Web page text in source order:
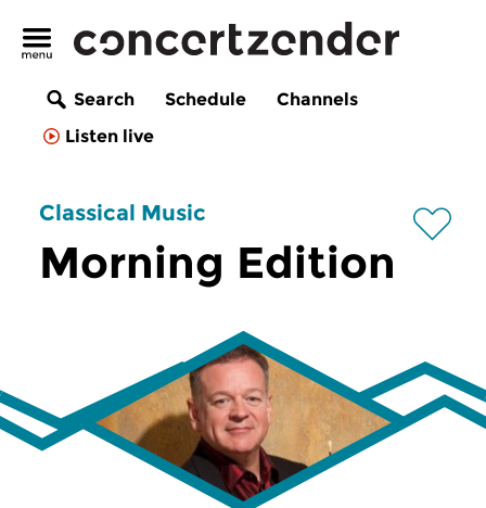
Search Schedule
Channels
Listen live
Classical Music
Morning Edition